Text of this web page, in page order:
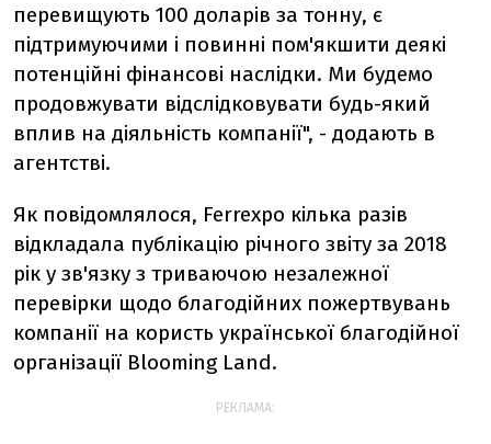
перевищують 100 доларів за тонну, є
підтримуючими і повинні пом'якшити деякі
потенційні фінансові наслідки. Ми будемо
продовжувати відслідковувати будь-який
вплив на діяльність компанії", - додають в
агентстві.
Як повідомлялося, Ferrexpo кілька разів
відкладала публікацію річного звіту за 2018
рік у зв'язку з триваючою незалежної
перевірки щодо благодійних пожертвувань
компанії на користь української благодійної
організації Blooming Land.
РЕКЛАМА: